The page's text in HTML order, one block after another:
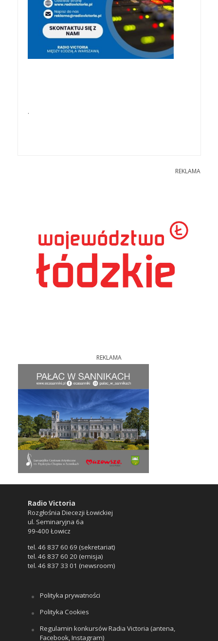
.
REKLAMA
REKLAMA
Radio Victoria
Rozgłośnia Diecezji Łowickiej
ul. Seminaryjna 6a
99-400 Łowicz
tel. 46 837 60 69 (sekretariat)
tel. 46 837 60 20 (emisja)
tel. 46 837 33 01 (newsroom)
Polityka prywatności
Polityka Cookies
Regulamin konkursów Radia Victoria (antena,
Facebook, Instagram)